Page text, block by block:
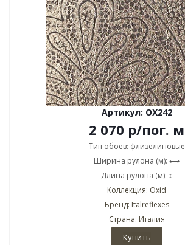
Артикул: OX242
2 070 р/пог. м
Тип обоев: флизелиновые
Ширина рулона (м): ⟷
Длина рулона (м): ↕
Коллекция: Oxid
Бренд: Italreflexes
Страна: Италия
Купить